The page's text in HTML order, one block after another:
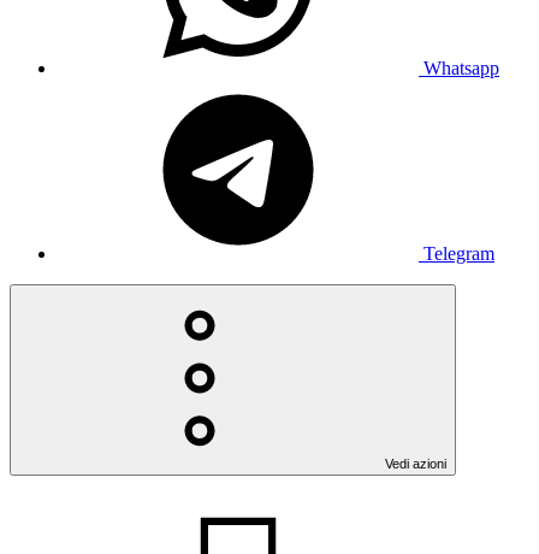
Whatsapp
Telegram
Vedi azioni